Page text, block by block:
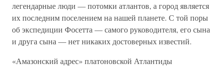
легендарные люди — потомки атлантов, а город является
их последним поселением на нашей планете. С той поры
об экспедиции Фосетта — самого руководителя, его сына
и друга сына — нет никаких достоверных известий.
«Амазонский адрес» платоновской Атлантиды